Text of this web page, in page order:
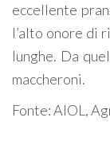
eccellente
l’alto onore di
lunghe. Da
maccheroni.
Fonte: AIOL,